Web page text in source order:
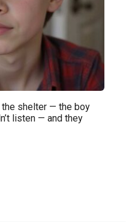
the shelter — the boy
listen — and they